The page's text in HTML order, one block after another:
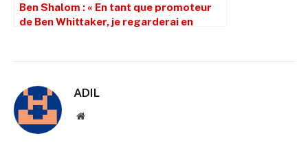
Ben Shalom : « En tant que promoteur
de Ben Whittaker, je regarderai en
ADIL
Site